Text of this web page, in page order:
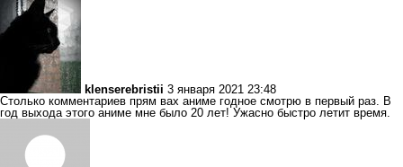
klenserebristii 3 января 2021 23:48
Столько комментариев прям вах аниме годное смотрю в первый раз. В
год выхода этого аниме мне было 20 лет! Ужасно быстро летит время.